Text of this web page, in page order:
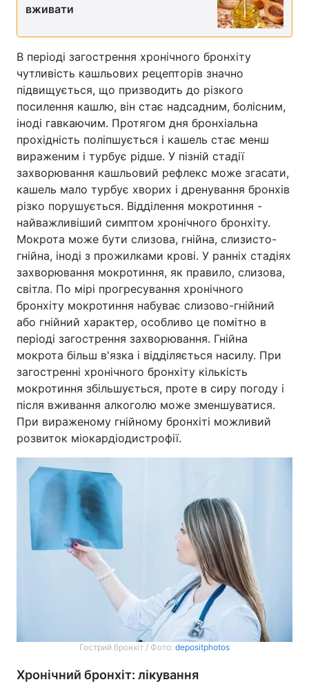
вживати
В періоді загострення хронічного бронхіту
чутливість кашльових рецепторів значно
підвищується, що призводить до різкого
посилення кашлю, він стає надсадним, болісним,
іноді гавкаючим. Протягом дня бронхіальна
прохідність поліпшується і кашель стає менш
вираженим і турбує рідше. У пізній стадії
захворювання кашльовий рефлекс може згасати,
кашель мало турбує хворих і дренування бронхів
різко порушується. Відділення мокротиння -
найважливіший симптом хронічного бронхіту.
Мокрота може бути слизова, гнійна, слизисто-
гнійна, іноді з прожилками крові. У ранніх стадіях
захворювання мокротиння, як правило, слизова,
світла. По мірі прогресування хронічного
бронхіту мокротиння набуває слизово-гнійний
або гнійний характер, особливо це помітно в
періоді загострення захворювання. Гнійна
мокрота більш в'язка і відділяється насилу. При
загостренні хронічного бронхіту кількість
мокротиння збільшується, проте в сиру погоду і
після вживання алкоголю може зменшуватися.
При вираженому гнійному бронхіті можливий
розвиток міокардіодистрофії.
Гострий бронхіт / Фото: depositphotos
Хронічний бронхіт: лікування